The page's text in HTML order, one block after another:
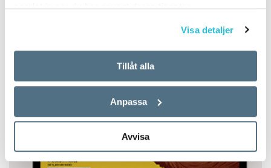
samlat in när du har använt deras tjänster.
Visa detaljer
Tillåt alla
Anpassa
Avvisa